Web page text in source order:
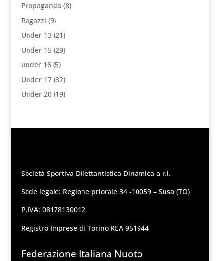
Propaganda (8)
Ragazzi (9)
Under 13(21)
Under 15(29)
under 16(5)
Under 17(32)
Under 20(19)
Società Sportiva Dilettantistica Dinamica a r.l.
Sede legale: Regione priorale 34 -10059 – Susa (TO)
P.IVA: 08178130012
Registro Imprese di Torino REA 951944
Federazione Italiana Nuoto